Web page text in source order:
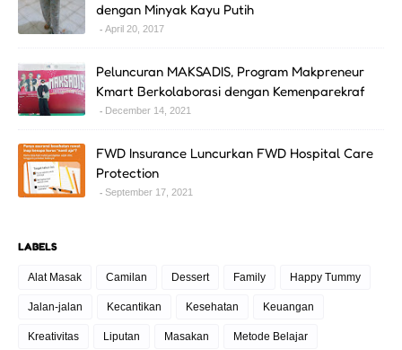
dengan Minyak Kayu Putih
April 20, 2017
Peluncuran MAKSADIS, Program Makpreneur
Kmart Berkolaborasi dengan Kemenparekraf
December 14, 2021
FWD Insurance Luncurkan FWD Hospital Care
Protection
September 17, 2021
LABELS
Alat Masak Camilan Dessert Family Happy Tummy
Jalan-jalan Kecantikan Kesehatan Keuangan
Kreativitas Liputan Masakan Metode Belajar